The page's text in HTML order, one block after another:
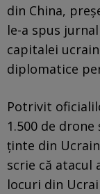
din China,
le-a spus
capitalei
diplomatice
Potrivit
1.500 de
ținte din
scrie că atacul
locuri din